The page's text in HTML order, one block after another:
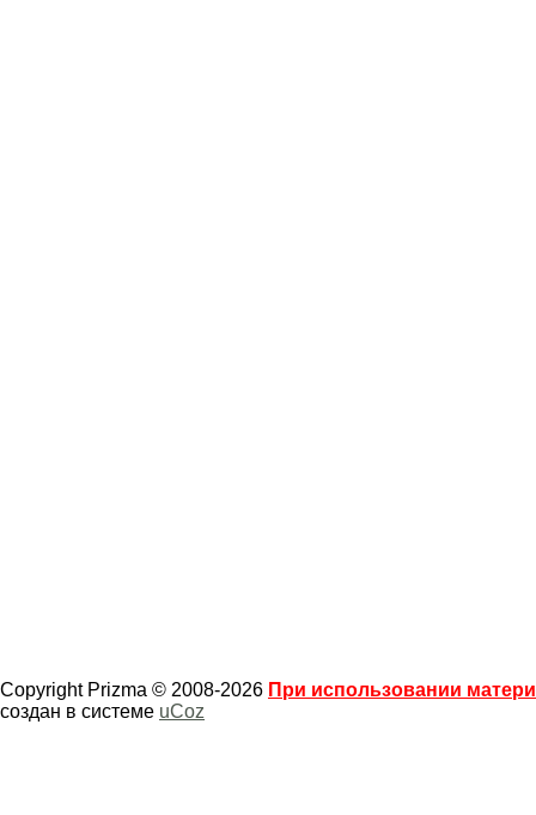
Copyright Prizma © 2008-2026 При использовании
создан в системе uCoz